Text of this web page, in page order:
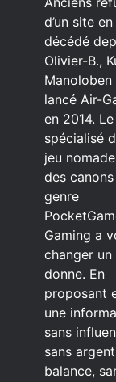
d’un site
décédé
Olivier-B.,
Manoloben
lancé Air-
en 2014.
spécialisé
jeu
des
genre
Gaming a
changer un
donne. En
proposant
une
sans
sans
balance,